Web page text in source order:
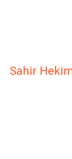
Sahir